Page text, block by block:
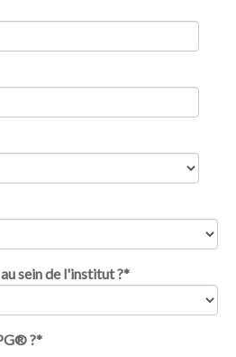
sein de l'institut ?*
?*